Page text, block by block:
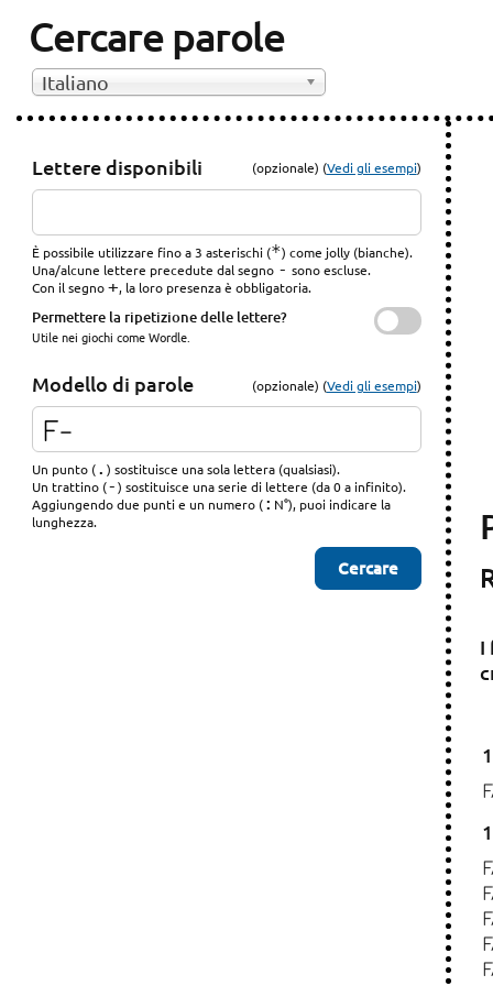
Cercare parole
Italiano
Lettere disponibili (opzionale) (Vedi gli esempi)
È possibile utilizzare fino a 3 asterischi (*) come jolly (bianche).
Una/alcune lettere precedute dal segno - sono escluse.
Con il segno+, la loro presenza è obbligatoria.
Permettere la ripetizione delle lettere?
Utile nei giochi come Wordle.
Modello di parole (opzionale) (Vedi gli esempi)
Un punto (.) sostituisce una sola lettera (qualsiasi).
Un trattino (-) sostituisce una serie di lettere (da 0 a infinito).
Aggiungendo due punti e un numero (: N°), puoi indicare la
lunghezza.
I